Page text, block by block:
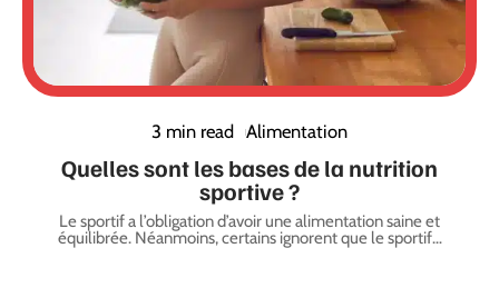
3 min read Alimentation
Quelles sont les bases de la nutrition
sportive ?
Le sportif a l’obligation d’avoir une alimentation saine et
équilibrée. Néanmoins, certains ignorent que le sportif…